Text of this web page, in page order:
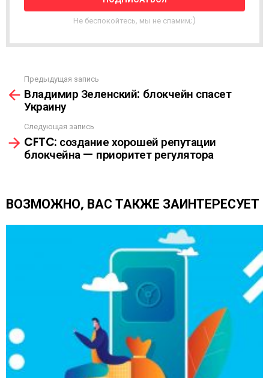
Я
А
Ы
Л
К
А
Не беспокойтесь, мы не спамим;)
м
е
щ
е
Предыдущая запись
Владимир Зеленский: блокчейн спасет
Украину
Следующая запись
CFTC: создание хорошей репутации
блокчейна — приоритет регулятора
ВОЗМОЖНО, ВАС ТАКЖЕ ЗАИНТЕРЕСУЕТ